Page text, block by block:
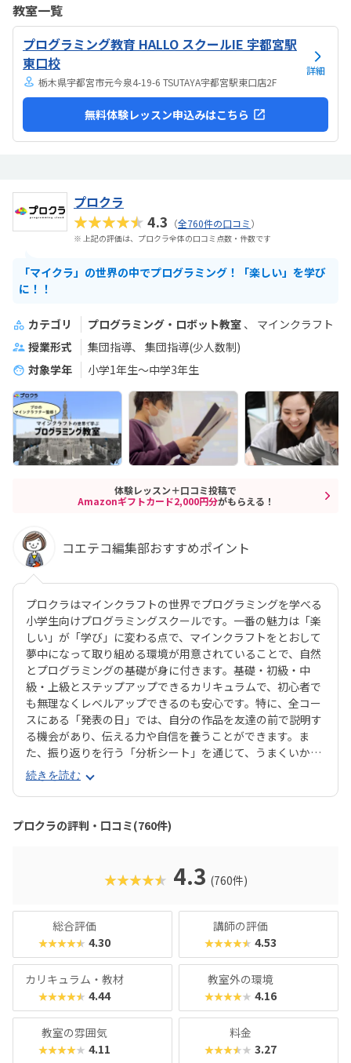
は路上駐車になります。駐輪スペースはあるので子供一人でも近い人
なら行けると思います。奥の方まで覗いたことはないので詳しくはわ
からないが、入り口や教室の内装は奇麗だと思います。気軽に入りや
すい感じがします。ひとそれぞれになってしまい...
教室一覧
プログラミング教育 HALLO スクールIE 宇都宮駅
東口校
栃木県宇都宮市元今泉4-19-6 TSUTAYA宇都宮駅東口店2F
詳細
無料体験レッスン申込みはこちら
プロクラ
★★★★★4.3 （全760件の口コミ）
※ 上記の評価は、プロクラ全体の口コミ点数・件数です
「マイクラ」の世界の中でプログラミング！「楽しい」を学び
に！！
カテゴリ プログラミング・ロボット教室
マインクラフト
授業形式
集団指導
集団指導(少人数制)
対象学年
小学1年生～中学3年生
体験レッスン＋口コミ投稿で
Amazonギフトカード2,000円分がもらえる！
コエテコ編集部おすすめポイント
プロクラはマインクラフトの世界でプログラミングを学べる
小学生向けプログラミングスクールです。一番の魅力は「楽
しい」が「学び」に変わる点で、マインクラフトをとおして
夢中になって取り組める環境が用意されていることで、自然
とプログラミングの基礎が身に付きます。基礎・初級・中
級・上級とステップアップできるカリキュラムで、初心者で
も無理なくレベルアップできるのも安心です。特に、全コー
スにある「発表の日」では、自分の作品を友達の前で説明す
る機会があり、伝える力や自信を養うことができます。ま
た、振り返りを行う「分析シート」を通じて、うまくいかな
かった点をどう改善するかを考える習慣が身に付くのも特徴
です。さらに、講師は子どもたちの答えを引き出すコーチン
グ型指導を採用。自分で考え、解決する力を育みます。全国
600以上の教室で展開され、初めてでも安心して参加できる
無料体験も実施中。遊びながら未来につながる力を育てられ
続きを読む
プロクラの評判・口コミ(760件)
★★★★★ 4.3 (760件)
総合評価
★★★★★ 4.30
講師の評価
★★★★★ 4.53
カリキュラム・教材
★★★★★ 4.44
教室外の環境
★★★★★ 4.16
教室の雰囲気
★★★★★ 4.11
料金
★★★★★ 3.27